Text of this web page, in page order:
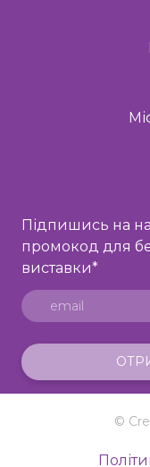
Підпишись на
промокод для
виставки*
©